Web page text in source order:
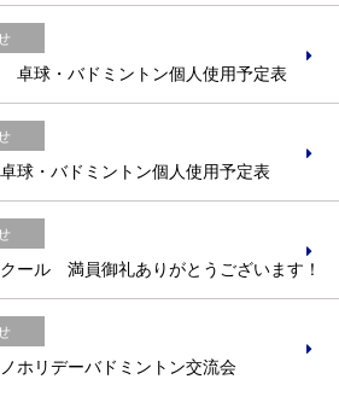
球・バドミントン個人使用予定表
球・バドミントン個人使用予定表
ール 満員御礼ありがとうございます！
ホリデーバドミントン交流会